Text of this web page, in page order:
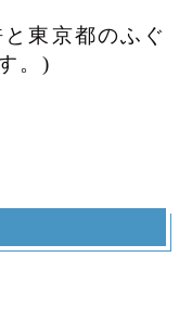
東京都のふぐ
。)